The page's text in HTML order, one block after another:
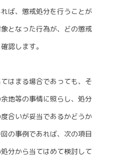
ば、懲戒処分を行うことが
となった行為が、どの懲戒
認します。
はまる場合であっても、そ
地等の事情に照らし、処分
合いが妥当であるかどうか
の事例であれば、次の項目
分から当てはめて検討して